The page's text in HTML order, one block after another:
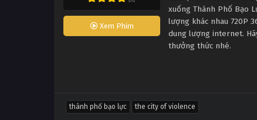
Xem Phim
xuống Thành Phố Bạo
lượng khác nhau 720P
dung lượng internet.
thưởng thức nhé.
thành phố bạo lực the city of violence